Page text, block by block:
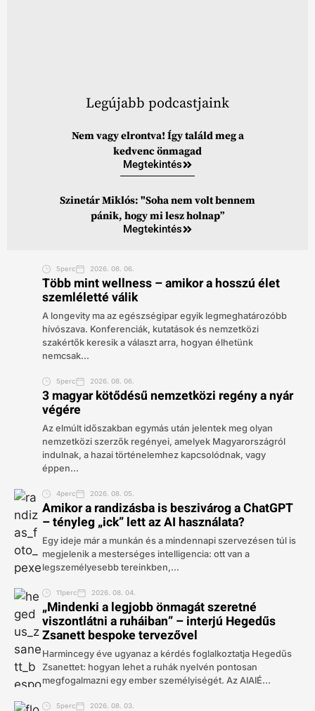
Legújabb podcastjaink
Nem vagy elrontva! Így találd meg a
kedvenc önmagad
Megtekintés
Szinetár Miklós: "Soha nem volt bennem
pánik, hogy mi lesz holnap”
Megtekintés
5perc 2026. 08. 06.
Több mint wellness – amikor a hosszú élet
szemléletté válik
A longevity ma az egészségipar egyik legmeghatározóbb
hívószava. Konferenciák, kutatások és nemzetközi
szakértők keresik a választ arra, hogyan élhetünk
nemcsak...
5perc 2026. 08. 06.
3 magyar kötődésű nemzetközi regény a nyár
végére
Az elmúlt időszakban egymás után jelentek meg olyan
nemzetközi szerzők regényei, amelyek Magyarországról
indulnak, a hazai történelemhez kapcsolódnak, vagy
éppen...
4perc 2026. 08. 05.
Amikor a randizásba is beszivárog a ChatGPT
– tényleg „ick” lett az AI használata?
Egy ideje már a munkán és a mindennapi szervezésen túl is
megjelenik a mesterséges intelligencia: ott van a
legszemélyesebb tereinkben,...
11perc 2026. 08. 04.
„Mindenki a legjobb önmagát szeretné
viszontlátni a ruháiban” – interjú Hegedűs
Zsanett bespoke tervezővel
Harmincegy éve ugyanaz a kérdés foglalkoztatja Hegedűs
Zsanettet: hogyan lehet a ruhák nyelvén pontosan
megfogalmazni egy ember személyiségét. Az AIAIÉ...
5perc 2026. 08. 03.